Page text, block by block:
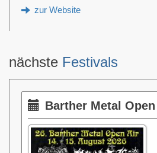
zur Website
nächste Festivals
Barther Metal